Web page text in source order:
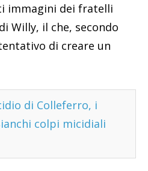
immagini dei fratelli
Willy, il che, secondo
di creare un
di Colleferro, i
colpi micidiali